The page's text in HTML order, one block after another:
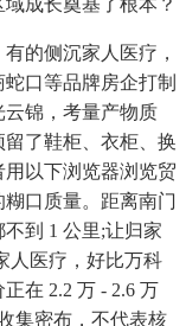
成长奠基了根本？
的侧沉家人医疗，
口等品牌房企打制
锦，考量产物质
了鞋柜、衣柜、换
以下浏览器浏览贸
口质量。距离南门
到 1 公里;让归家
人医疗，好比万科
在 2.2 万 - 2.6 万
集密布，不代表核